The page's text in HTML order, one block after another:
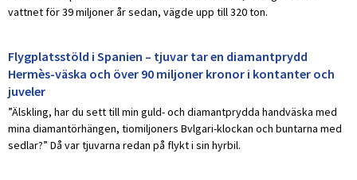
vattnet för 39 miljoner år sedan, vägde upp till 320 ton.
Flygplatsstöld i Spanien – tjuvar tar en diamantprydd
Hermès-väska och över 90 miljoner kronor i kontanter och
juveler
”Älskling, har du sett till min guld- och diamantprydda handväska med
mina diamantörhängen, tiomiljoners Bvlgari-klockan och buntarna med
sedlar?” Då var tjuvarna redan på flykt i sin hyrbil.